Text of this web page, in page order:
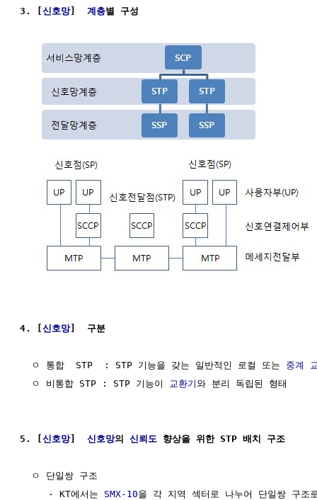
3. [신호망] 계층별 구성
4. [신호망]  구분
  ㅇ 통합  STP  : STP 기능을 갖는 일반적인 로컬 또는
중계
  ㅇ 비통합 STP : STP 기능이
교환기와 분리 독립된 형태
5. [신호망] 신호망의 신뢰도 향상을 위한 STP 배치 구조
  ㅇ 단일쌍 구조
     - KT에서는
SMX-10을 각 지역 섹터로 나누어 단일쌍 구